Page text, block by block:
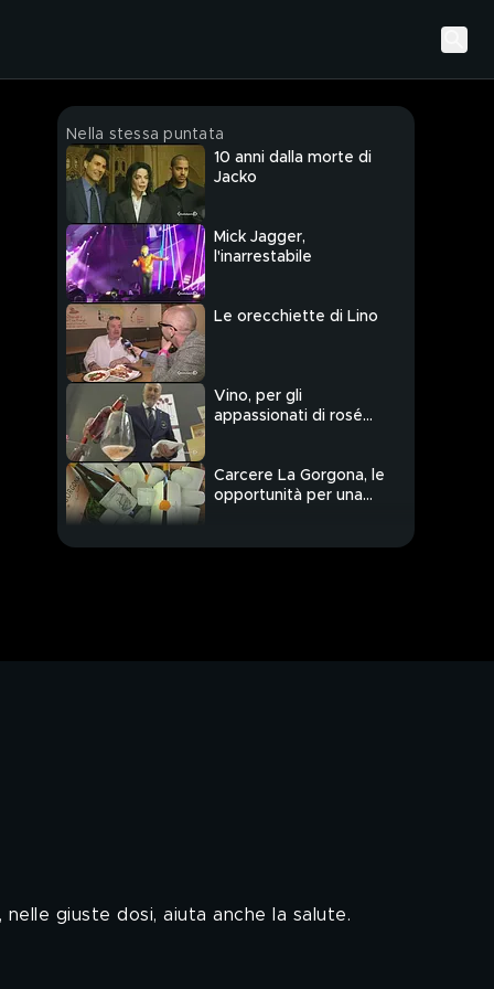
Nella stessa puntata
10 anni dalla morte di
Jacko
Mick Jagger,
l'inarrestabile
Le orecchiette di Lino
Vino, per gli
appassionati di rosé
Carcere La Gorgona, le
opportunità per una
giuste dosi, aiuta anche la salute.